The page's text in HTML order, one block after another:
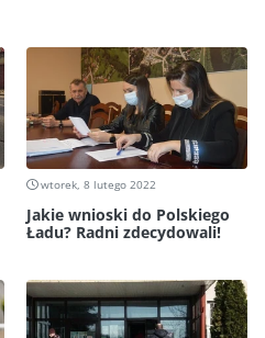
wtorek, 8 lutego 2022
Jakie wnioski do Polskiego
Ładu? Radni zdecydowali!